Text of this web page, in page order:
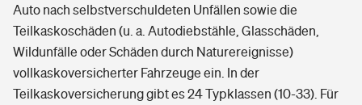
Auto nach selbstverschuldeten Unfällen sowie die
Teilkaskoschäden (u. a. Autodiebstähle, Glasschäden,
Wildunfälle oder Schäden durch Naturereignisse)
vollkaskoversicherter Fahrzeuge ein. In der
Teilkaskoversicherung gibt es 24 Typklassen (10-33). Für